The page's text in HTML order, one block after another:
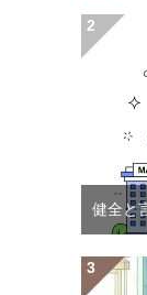
健全と